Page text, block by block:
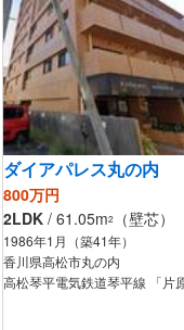
ダイアパレス丸の内
800万円
2LDK / 61.05m2 （壁芯）
1986年1月（築41年）
香川県高松市丸の内
高松琴平電気鉄道琴平線 「片